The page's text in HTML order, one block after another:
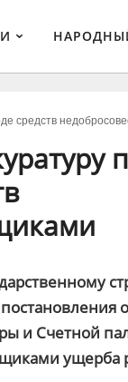
средств
и Счетной